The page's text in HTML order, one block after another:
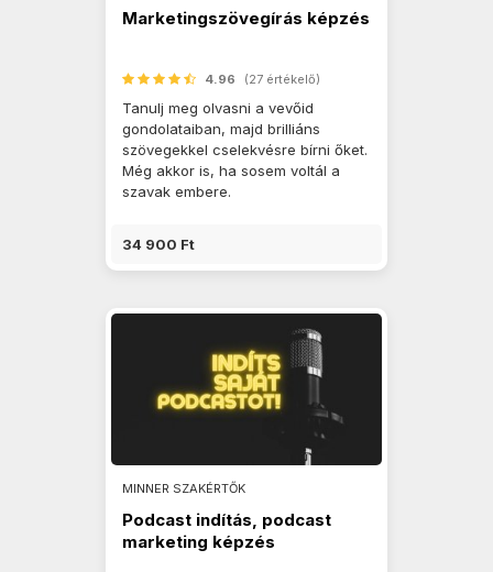
Marketingszövegírás képzés
4.96 (27 értékelő)
Tanulj meg olvasni a vevőid
gondolataiban, majd brilliáns
szövegekkel cselekvésre bírni őket.
Még akkor is, ha sosem voltál a
szavak embere.
34 900 Ft
MINNER SZAKÉRTŐK
Podcast indítás, podcast
marketing képzés